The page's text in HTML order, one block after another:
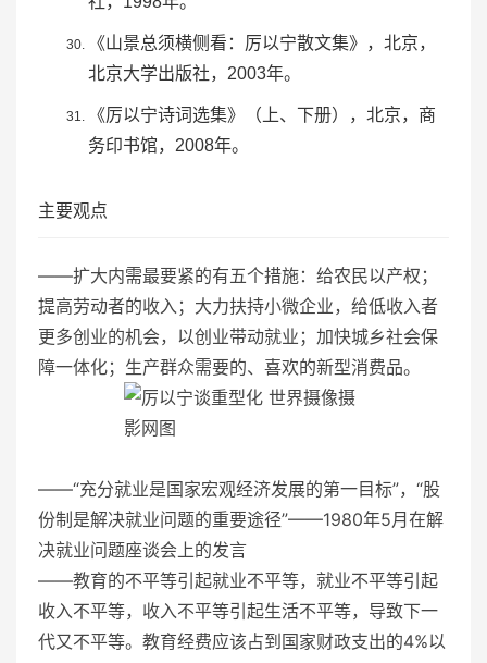
《山景总须横侧看：厉以宁散文集》，北京，
北京大学出版社，2003年。
《厉以宁诗词选集》（上、下册），北京，商
务印书馆，2008年。
主要观点
——扩大内需最要紧的有五个措施：给农民以产权；
提高劳动者的收入；大力扶持小微企业，给低收入者
更多创业的机会，以创业带动就业；加快城乡社会保
障一体化；生产群众需要的、喜欢的新型消费品。
——“充分就业是国家宏观经济发展的第一目标”，“股
份制是解决就业问题的重要途径”——1980年5月在解
决就业问题座谈会上的发言
——教育的不平等引起就业不平等，就业不平等引起
收入不平等，收入不平等引起生活不平等，导致下一
代又不平等。教育经费应该占到国家财政支出的4%以